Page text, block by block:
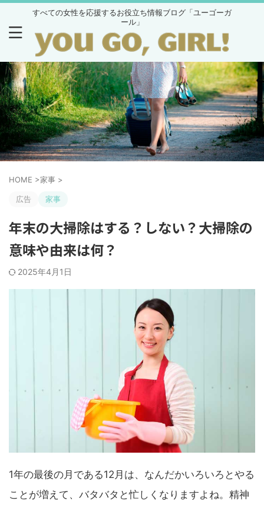
すべての女性を応援するお役立ち情報ブログ「ユーゴーガ
ール」
HOME >家事 >
広告 家事
年末の大掃除はする？しない？大掃除の
意味や由来は何？
2025年4月1日
1年の最後の月である12月は、なんだかいろいろとやる
ことが増えて、バタバタと忙しくなりますよね。精神